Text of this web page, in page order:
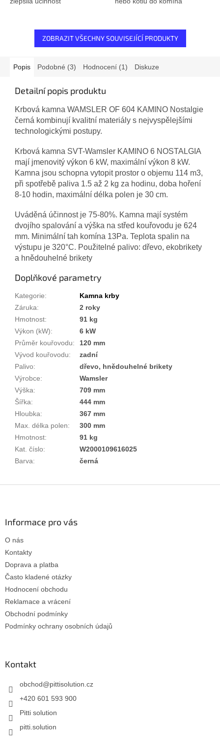
ZOBRAZIT VŠECHNY SOUVISEJÍCÍ PRODUKTY
Popis Podobné (3) Hodnocení (1) Diskuze
Detailní popis produktu
Krbová kamna WAMSLER OF 604 KAMINO Nostalgie
černá kombinují kvalitní materiály s nejvyspělejšími
technologickými postupy.
Krbová kamna SVT-Wamsler KAMINO 6 NOSTALGIA
mají jmenovitý výkon 6 kW, maximální výkon 8 kW.
Kamna jsou schopna vytopit prostor o objemu 114 m3,
při spotřebě paliva 1.5 až 2 kg za hodinu, doba hoření
8-10 hodin, maximální délka polen je 30 cm.
Uváděná účinnost je 75-80%. Kamna mají systém
dvojího spalování a výška na střed kouřovodu je 624
mm. Minimální tah komína 13Pa. Teplota spalin na
výstupu je 320°C. Použitelné palivo: dřevo, ekobrikety
a hnědouhelné brikety
Doplňkové parametry
Kategorie:
Kamna krby
Záruka:
2 roky
Hmotnost:
91 kg
Výkon (kW):
6 kW
Průměr kouřovodu:
120 mm
Vývod kouřovodu:
zadní
Palivo:
dřevo, hnědouhelné brikety
Výrobce:
Wamsler
Výška:
709 mm
Šířka:
444 mm
Hloubka:
367 mm
Max. délka polen:
300 mm
Hmotnost:
91 kg
Kat. číslo:
W2000109616025
Barva: černá
Informace pro vás
O nás
Kontakty
Doprava a platba
Často kladené otázky
Hodnocení obchodu
Reklamace a vrácení
Obchodní podmínky
Podmínky ochrany osobních údajů
Kontakt
obchod@pittisolution.cz
+420 601 593 900
Pitti solution
pitti.solution